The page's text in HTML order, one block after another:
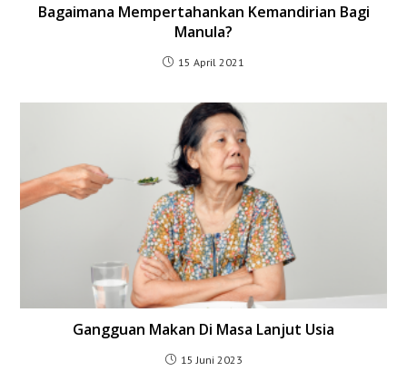
Bagaimana Mempertahankan Kemandirian Bagi
Manula?
15 April 2021
Gangguan Makan Di Masa Lanjut Usia
15 Juni 2023